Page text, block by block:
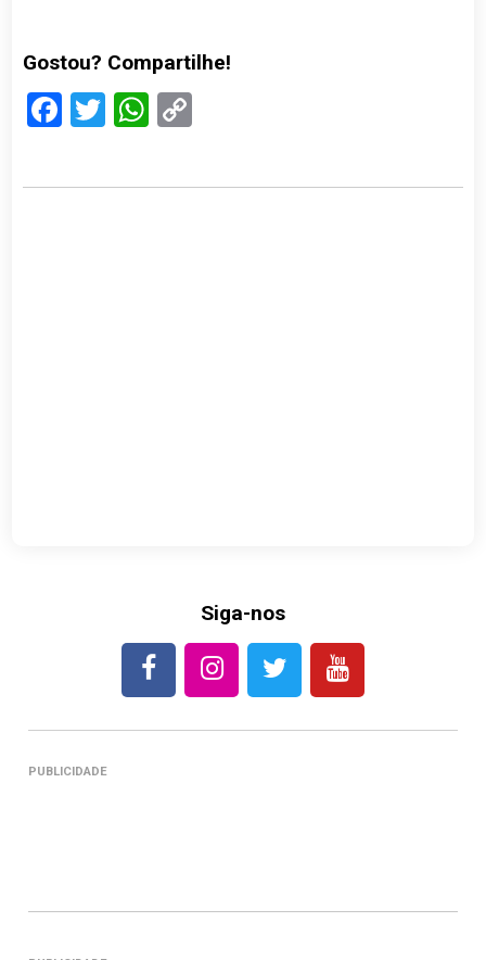
Gostou? Compartilhe!
Facebook
TwitterWhatsApp
Siga-nos
PUBLICIDADE